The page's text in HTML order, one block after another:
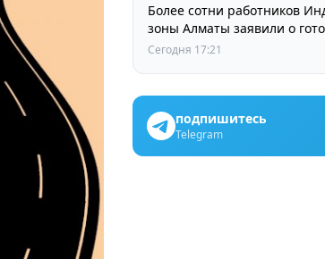
Более сотни работников
зоны Алматы заявили о
принять участие в выборах
Сегодня 17:21
подпишитесь
Telegram